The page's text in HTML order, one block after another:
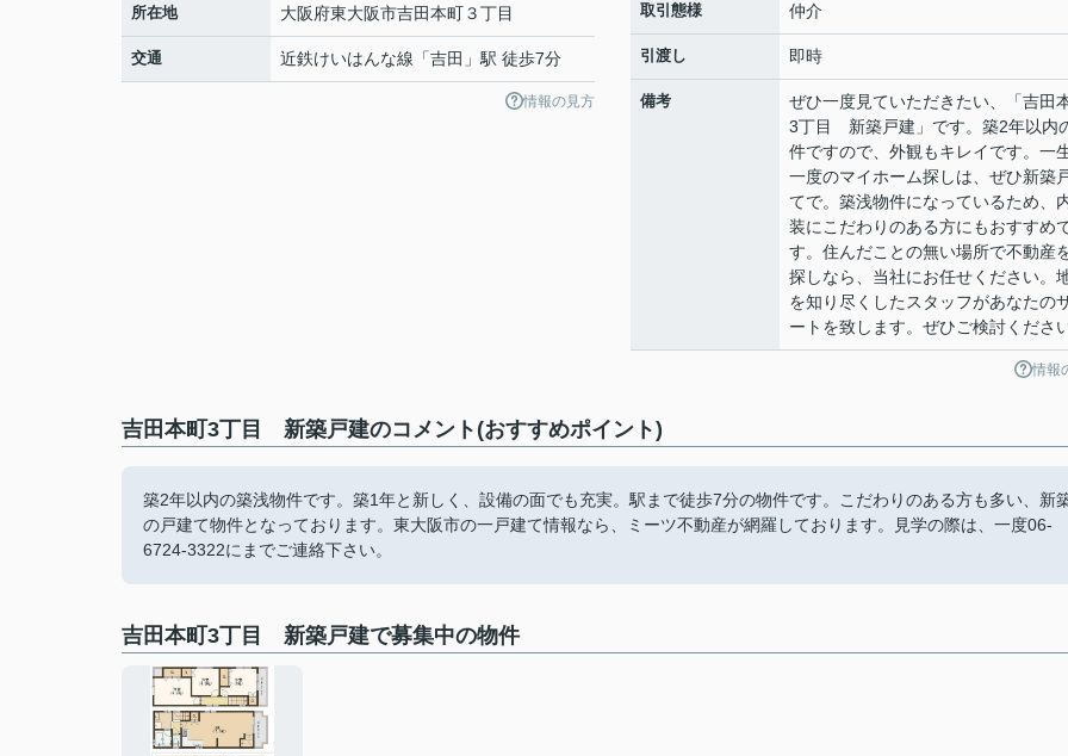
所在地 大阪府東大阪市吉田本町３丁目
交通 近鉄けいはんな線 「吉田 」駅 徒歩7分
情報の見方
取引態様 仲介
引渡し 即時
備考
ぜひ一度見ていただきたい、「吉田
3丁目 新築戸建」です。築2年以内
件ですので、外観もキレイです。一
一度のマイホーム探しは、ぜひ新築
てで。築浅物件になっているため、
装にこだわりのある方にもおすすめ
す。住んだことの無い場所で不動産
探しなら、当社にお任せください。
を知り尽くしたスタッフがあなたの
ートを致します。ぜひご検討ください
情報
吉田本町3丁目 新築戸建のコメント(おすすめポイント)
築2年以内の築浅物件です。築1年と新しく、設備の面でも充実。駅まで徒歩7分の物件です。こだわりのある方も多い、新
の戸建て物件となっております。東大阪市の一戸建て情報なら、ミーツ不動産が網羅しております。見学の際は、一度06-
6724-3322にまでご連絡下さい。
吉田本町3丁目 新築戸建で募集中の物件